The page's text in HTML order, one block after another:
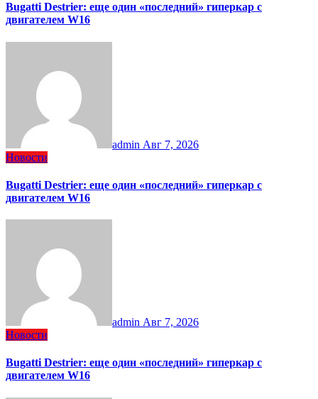
Bugatti Destrier: еще один «последний» гиперкар с
двигателем W16
admin Авг 7, 2026
Новости
Bugatti Destrier: еще один «последний» гиперкар с
двигателем W16
admin Авг 7, 2026
Новости
Bugatti Destrier: еще один «последний» гиперкар с
двигателем W16